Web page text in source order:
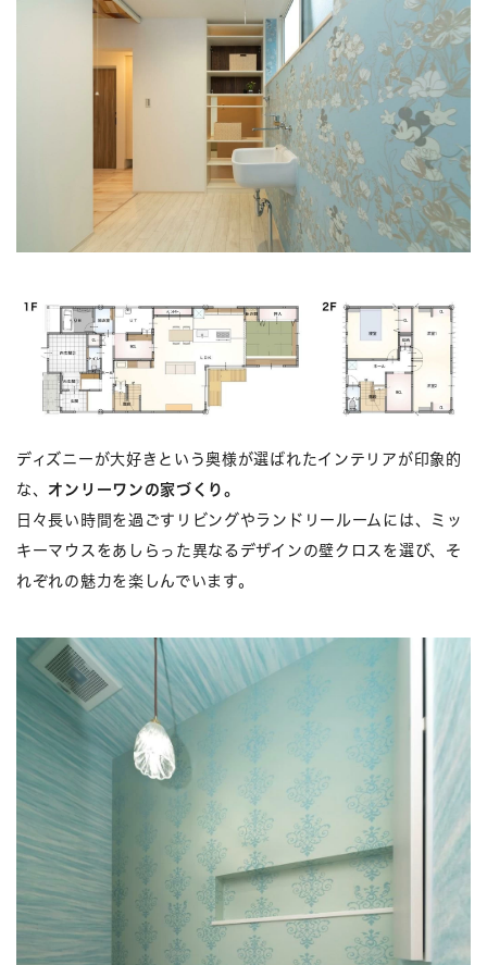
ディズニーが大好きという奥様が選ばれたインテリアが印象的
な、 オンリーワンの家づくり。
日々長い時間を過ごすリビングやランドリールームには、ミッ
キーマウスをあしらった異なるデザインの壁クロスを選び、そ
れぞれの魅力を楽しんでいます。